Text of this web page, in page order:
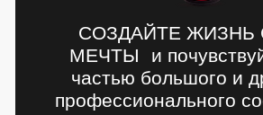
СОЗДАЙТЕ ЖИЗНЬ
МЕЧТЫ и
частью большого и
профессионального